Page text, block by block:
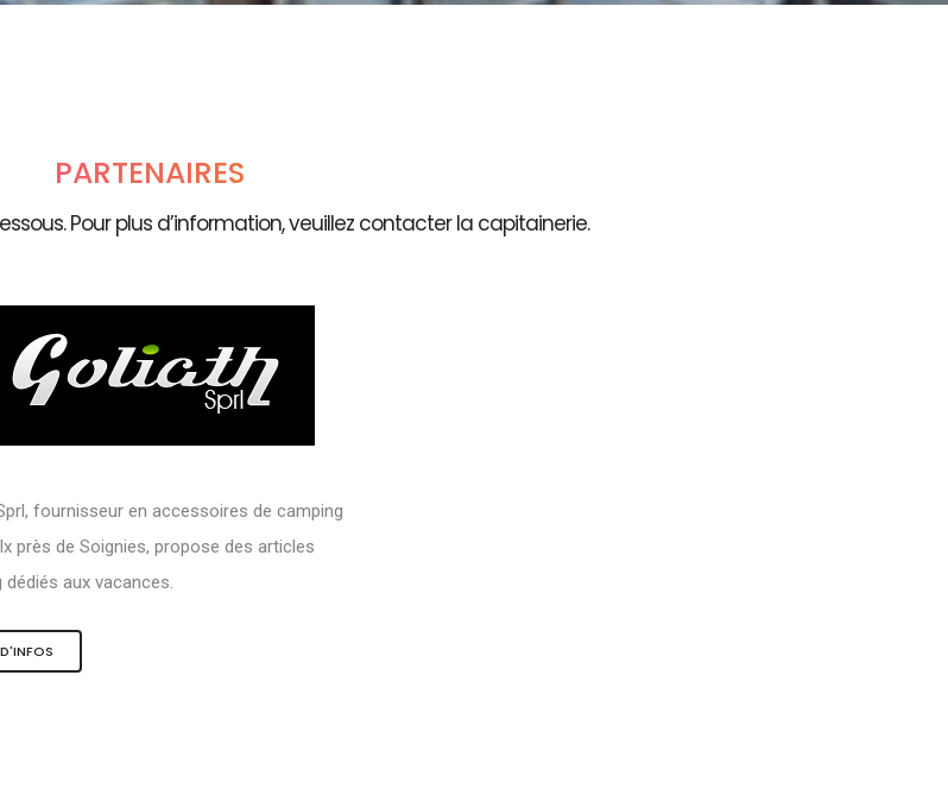
PARTENAIRES
Pour plus d’information, veuillez contacter la capitainerie.
fournisseur en accessoires de camping
près de Soignies, propose des articles
dédiés aux vacances.